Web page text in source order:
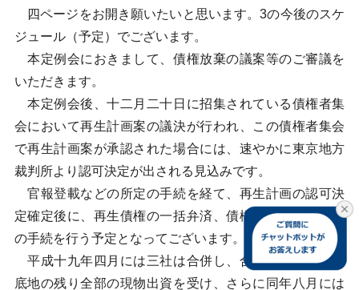
四ページをお開き願いたいと思います。3の今後のスケ
ジュール（予定）でございます。
本定例会におきまして、債権放棄の議案等のご審議を
いただきます。
本定例会後、十二月二十日に招集されている債権者集
会において再生計画案の議決が行われ、この債権者集会
で再生計画案が承認された場合には、速やかに東京地方
裁判所より認可決定が出される見込みです。
官報登載などの所定の手続を経て、再生計画の認可決
定確定後に、再生債権の一括弁済、債権放棄、現物出資
の手続を行う予定となってございます。
平成十九年四月には三社は合併し、合併後の新会社は
底地の残り全部の現物出資を受け、さらに同年八月には